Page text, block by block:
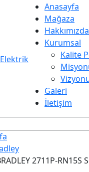
Anasayfa
Mağaza
Hakkımızda
Kurumsal
Kalite
Galeri
İletişim
2711P-